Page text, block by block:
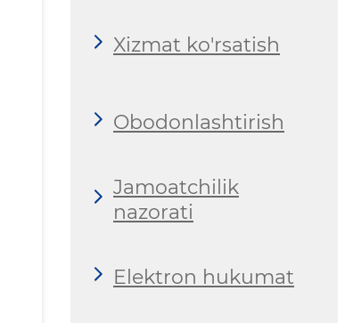
Xizmat ko'rsatish
Obodonlashtirish
Jamoatchilik
nazorati
Elektron hukumat